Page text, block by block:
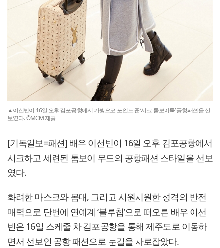
▲이선빈이 16일 오후 김포공항에서 가방으로 포인트 준 ‘시크 톰보이룩’ 공항패션을 선
보였다. ©MCM 제공
[기독일보=패션] 배우 이선빈이 16일 오후 김포공항에서
시크하고 세련된 톰보이 무드의 공항패션 스타일을 선보
였다.
화려한 마스크와 몸매, 그리고 시원시원한 성격의 반전
매력으로 단번에 연예계 ‘블루칩’으로 떠오른 배우 이선
빈은 16일 스케줄 차 김포공항을 통해 제주도로 이동하
면서 선보인 공항 패션으로 눈길을 사로잡았다.